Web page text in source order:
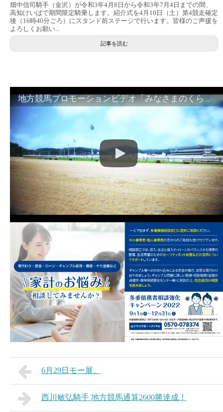
畑中信司騎手（金沢）が令和3年4月8日から令和3年7月4日までの間、
高知けいばで期間限定騎乗します。紹介式を4月10日（土）第4競走確定
後（16時40分ごろ）にスタンド前ステージで行います。皆様のご声援を
よろしくお願い...
記事を読む
地方競馬プロモーションビデオ「みなさまのくらしのために」30秒篇｜NAR公式
6月29日モー展。
西川敏弘騎手 地方競馬通算2600勝達成！